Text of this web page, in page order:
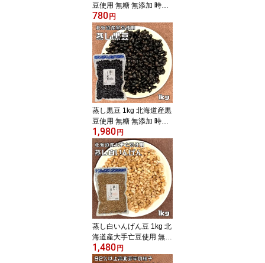
豆使用 無糖 無添加 時短
ゆでまめ 簡単便利 業務
用 国産 国内産 和菓子材
料 徳用 だいず 煮豆 豆類
780円
蒸し黒豆 1kg 北海道産黒
豆使用 無糖 無添加 時短
ゆでまめ 簡単便利 業務
用 国産 黒大豆 国内産 和
菓子材料 徳用 だいず 煮
豆 豆類
1,980円
蒸し白いんげん豆 1kg 北
海道産大手亡豆使用 無糖
無添加 時短 ゆでまめ 簡
単便利 業務用 国産 黒大
1,480円